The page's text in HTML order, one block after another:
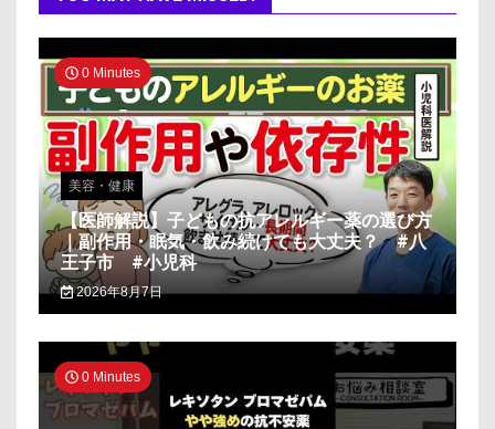
0 Minutes
美容・健康
【医師解説】子どもの抗アレルギー薬の選び方
｜副作用・眠気・飲み続けても大丈夫？ #八
王子市 #小児科
2026年8月7日
0 Minutes